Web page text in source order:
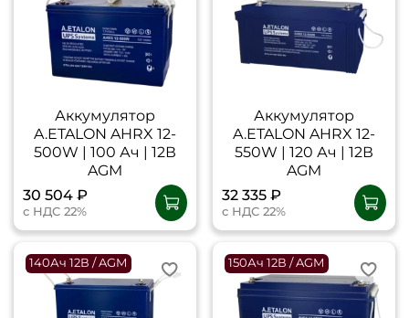
Аккумулятор
A.ETALON AHRX 12-
500W | 100 Ач | 12В
AGM
30 504 ₽
с НДС 22%
Аккумулятор
A.ETALON AHRX 12-
550W | 120 Ач | 12В
AGM
32 335 ₽
с НДС 22%
140Ач 12В / AGM 150Ач 12В / AGM